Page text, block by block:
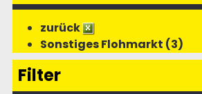
zurück
Sonstiges Flohmarkt (3)
Filter